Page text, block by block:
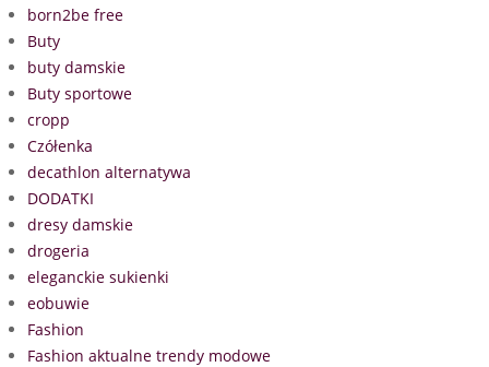
born2be free
Buty
buty damskie
Buty sportowe
cropp
Czółenka
decathlon alternatywa
DODATKI
dresy damskie
drogeria
eleganckie sukienki
eobuwie
Fashion
Fashion aktualne trendy modowe